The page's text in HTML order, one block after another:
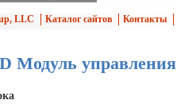
LLC Каталог сайтов
Контакты
Модуль управления